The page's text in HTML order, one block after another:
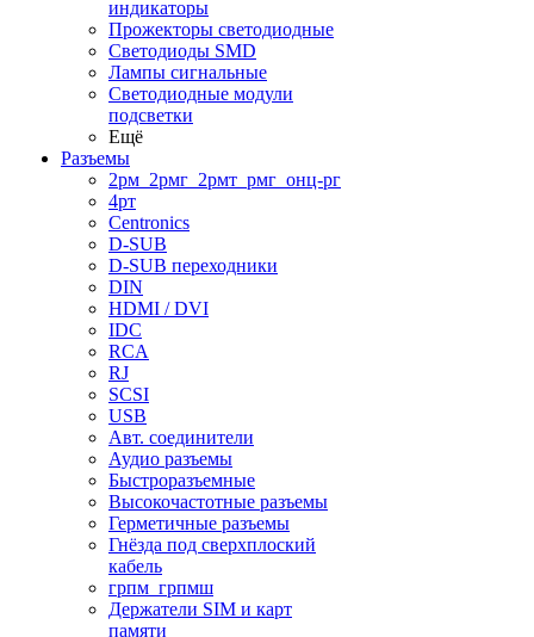
индикаторы
Прожекторы светодиодные
Светодиоды SMD
Лампы сигнальные
Светодиодные модули
подсветки
Ещё
Разъемы
2рм_2рмг_2рмт_рмг_онц-рг
4рт
Centronics
D-SUB
D-SUB переходники
DIN
HDMI / DVI
IDC
RCA
RJ
SCSI
USB
Авт. соединители
Аудио разъемы
Быстроразъемные
Высокочастотные разъемы
Герметичные разъемы
Гнёзда под сверхплоский
кабель
грпм_грпмш
Держатели SIM и карт
памяти